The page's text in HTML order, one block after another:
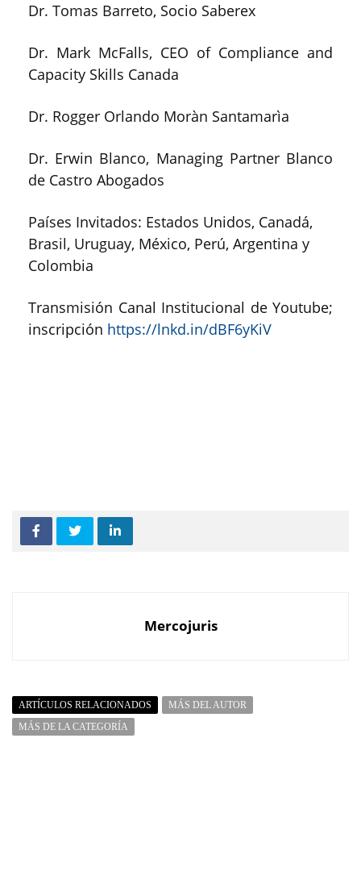
Dr. Tomas Barreto, Socio Saberex
Dr. Mark McFalls, CEO of Compliance and
Capacity Skills Canada
Dr. Rogger Orlando Moràn Santamarìa
Dr. Erwin Blanco, Managing Partner Blanco
de Castro Abogados
Países Invitados: Estados Unidos, Canadá,
Brasil, Uruguay, México, Perú, Argentina y
Colombia
Transmisión Canal Institucional de Youtube;
inscripción https://lnkd.in/dBF6yKiV
Mercojuris
ARTÍCULOS RELACIONADOS
MÁS DEL AUTOR
MÁS DE LA CATEGORÍA